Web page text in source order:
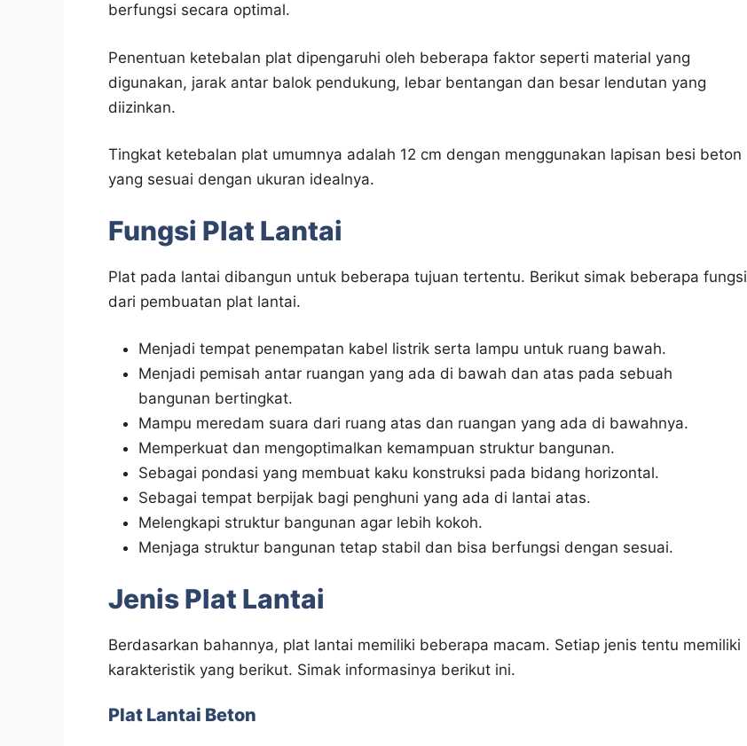
berfungsi secara optimal.
Penentuan ketebalan plat dipengaruhi oleh beberapa faktor seperti material yang
digunakan, jarak antar balok pendukung, lebar bentangan dan besar lendutan yang
diizinkan.
Tingkat ketebalan plat umumnya adalah 12 cm dengan menggunakan lapisan besi beton
yang sesuai dengan ukuran idealnya.
Fungsi Plat Lantai
Plat pada lantai dibangun untuk beberapa tujuan tertentu. Berikut simak beberapa fungsi
dari pembuatan plat lantai.
Menjadi tempat penempatan kabel listrik serta lampu untuk ruang bawah.
Menjadi pemisah antar ruangan yang ada di bawah dan atas pada sebuah
bangunan bertingkat.
Mampu meredam suara dari ruang atas dan ruangan yang ada di bawahnya.
Memperkuat dan mengoptimalkan kemampuan struktur bangunan.
Sebagai pondasi yang membuat kaku konstruksi pada bidang horizontal.
Sebagai tempat berpijak bagi penghuni yang ada di lantai atas.
Melengkapi struktur bangunan agar lebih kokoh.
Menjaga struktur bangunan tetap stabil dan bisa berfungsi dengan sesuai.
Jenis Plat Lantai
Berdasarkan bahannya, plat lantai memiliki beberapa macam. Setiap jenis tentu memiliki
karakteristik yang berikut. Simak informasinya berikut ini.
Plat Lantai Beton